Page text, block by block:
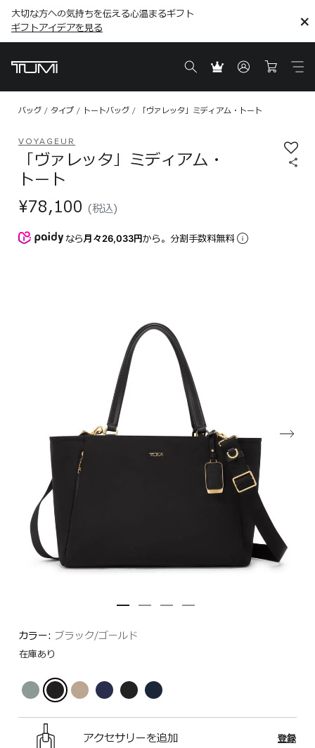
ギフトアイデアを見る こちら
大切な方への気持ちを伝える心温まるギフト
ギフトアイデアを見る
こちら
バッグ タイプ トートバッグ 「ヴァレッタ」ミディアム・トート
VOYAGEUR
「ヴァレッタ」ミディアム・
トート
¥78,100 (税込)
なら月々26,033円から。分割手数料無料
カラー: ブラック/ゴールド
在庫あり
アクセサリーを追加 登録